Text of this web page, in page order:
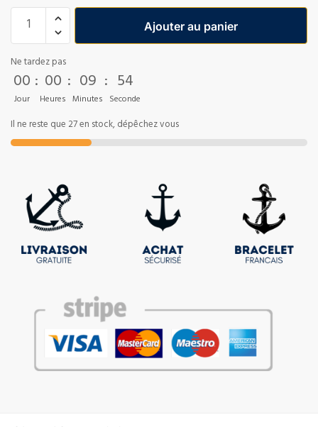
Ajouter au panier
Ne tardez pas
00
Jour
: 00
Heures
: 09
Minutes
: 53
Seconde
Il ne reste que 27 en stock, dépêchez vous